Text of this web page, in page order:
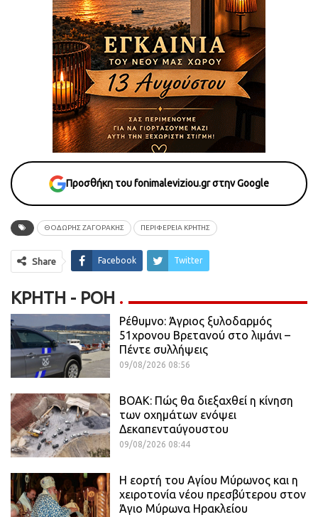
Προσθήκη του fonimaleviziou.gr στην Google
ΘΟΔΩΡΗΣ ΖΑΓΟΡΑΚΗΣ ΠΕΡΙΦΕΡΕΙΑ ΚΡΗΤΗΣ
Share Facebook Twitter
ΚΡΉΤΗ - ΡΟΗ
Ρέθυμνο: Άγριος ξυλοδαρμός
51χρονου Βρετανού στο λιμάνι –
Πέντε συλλήψεις
09/08/2026 08:56
ΒΟΑΚ: Πώς θα διεξαχθεί η κίνηση
των οχημάτων ενόψει
Δεκαπενταύγουστου
09/08/2026 08:44
Η εορτή του Αγίου Μύρωνος και η
χειροτονία νέου πρεσβύτερου στον
Άγιο Μύρωνα Ηρακλείου